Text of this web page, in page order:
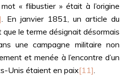
« flibustier » était à l’origine
. En janvier 1851, un article du
le terme désignait désormais
une campagne militaire non
et menée à l’encontre d’un
Unis étaient en paix[11].